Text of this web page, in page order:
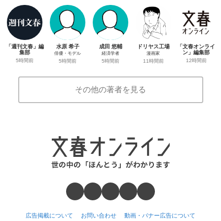
「週刊文春」編
集部
5時間前
水原 希子
俳優・モデル
5時間前
成田 悠輔
経済学者
5時間前
ドリヤス工場
漫画家
11時間前
「文春オンライ
ン」編集部
12時間前
その他の著者を見る
広告掲載について お問い合わせ 動画・バナー広告について